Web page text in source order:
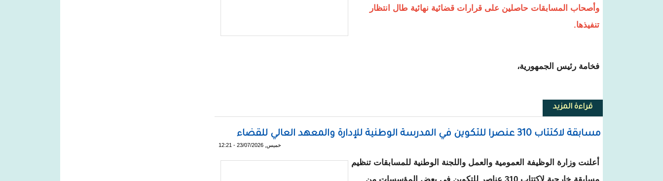
وأصحاب المسابقات حاصلين على قرارات قضائية نهائية طال انتظار
تنفيذها.
فخامة رئيس الجمهورية،
قراءة المزيدحول الموظفون و المترشحون الحاملون للأحكام القضائية يطالبون رئيس الجمهورية بالتدخل لتنفيذها
مسابقة لاكتتاب 310 عنصرا للتكوين في المدرسة الوطنية للإدارة والمعهد العالي للقضاء
خميس, 23/07/2026 - 12:21
أعلنت وزارة الوظيفة العمومية والعمل واللجنة الوطنية للمسابقات تنظيم